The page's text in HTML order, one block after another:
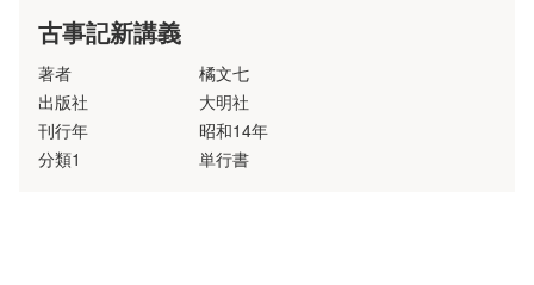
古事記新講義
著者
橘文七
出版社
大明社
刊行年
昭和14年
分類1
単行書